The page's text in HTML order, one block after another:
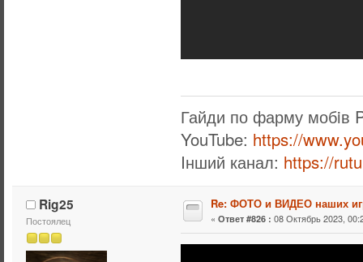
Гайди по фарму мобiв
YouTube: https://
Iнший канал: https://
Rig25
Постоялец
Re: ФОТО и ВИДЕО наших
« Ответ #826 : 08 Октябрь 2023,